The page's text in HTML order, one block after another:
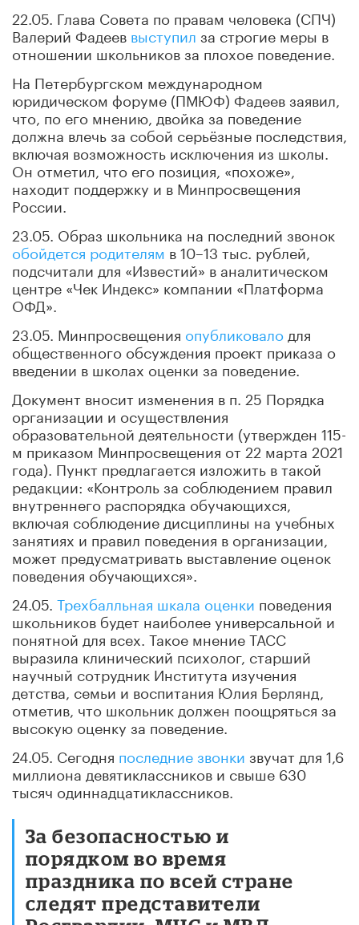
22.05. Глава Совета по правам человека (СПЧ)
Валерий Фадеев выступил за строгие меры в
отношении школьников за плохое поведение.
На Петербургском международном
юридическом форуме (ПМЮФ) Фадеев заявил,
что, по его мнению, двойка за поведение
должна влечь за собой серьёзные последствия,
включая возможность исключения из школы.
Он отметил, что его позиция, «похоже»,
находит поддержку и в Минпросвещения
России.
23.05. Образ школьника на последний звонок
обойдется родителям в 10–13 тыс. рублей,
подсчитали для «Известий» в аналитическом
центре «Чек Индекс» компании «Платформа
ОФД».
23.05. Минпросвещения опубликовало для
общественного обсуждения проект приказа о
введении в школах оценки за поведение.
Документ вносит изменения в п. 25 Порядка
организации и осуществления
образовательной деятельности (утвержден 115-
м приказом Минпросвещения от 22 марта 2021
года). Пункт предлагается изложить в такой
редакции: «Контроль за соблюдением правил
внутреннего распорядка обучающихся,
включая соблюдение дисциплины на учебных
занятиях и правил поведения в организации,
может предусматривать выставление оценок
поведения обучающихся».
24.05. Трехбалльная шкала оценки поведения
школьников будет наиболее универсальной и
понятной для всех. Такое мнение ТАСС
выразила клинический психолог, старший
научный сотрудник Института изучения
детства, семьи и воспитания Юлия Берлянд,
отметив, что школьник должен поощряться за
высокую оценку за поведение.
24.05. Сегодня последние звонки звучат для 1,6
миллиона девятиклассников и свыше 630
тысяч одиннадцатиклассников.
За безопасностью и
порядком во время
праздника по всей стране
следят представители